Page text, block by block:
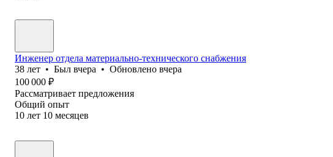
Инженер отдела материально-технического снабжения
38 лет • Был вчера • Обновлено вчера
100 000 ₽
Рассматривает предложения
Общий опыт
10 лет 10 месяцев